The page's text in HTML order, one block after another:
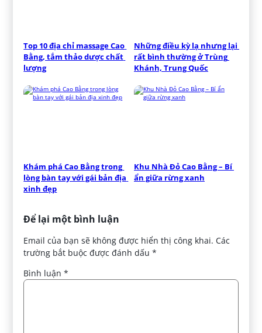
Top 10 địa chỉ massage Cao
Bằng, tắm thảo dược chất
lượng
Những điều kỳ lạ nhưng lại
rất bình thường ở Trùng
Khánh, Trung Quốc
Khám phá Cao Bằng trong
lòng bàn tay với gái bản địa
xinh đẹp
Khu Nhà Đỏ Cao Bằng – Bí
ẩn giữa rừng xanh
Để lại một bình luận
Email của bạn sẽ không được hiển thị công khai. Các
trường bắt buộc được đánh dấu*
Bình luận*